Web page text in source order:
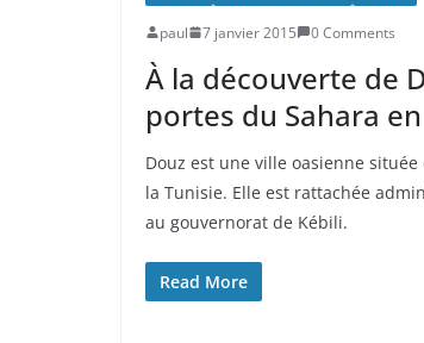
paul 7 janvier 2015 0 Comments
À la découverte de
portes du Sahara
Douz est une ville oasienne
la Tunisie. Elle est rattachée
au gouvernorat de Kébili.
Read More